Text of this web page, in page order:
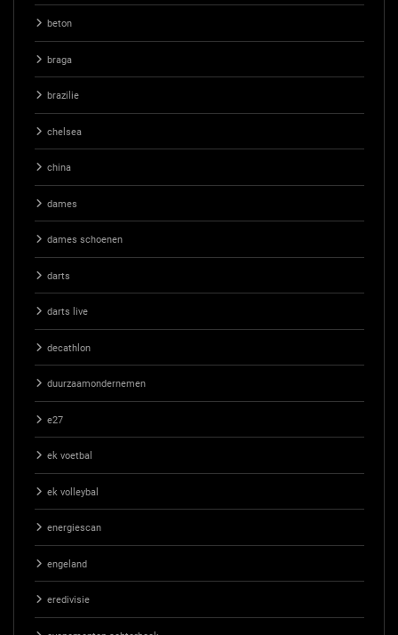
beton
braga
brazilie
chelsea
china
dames
dames schoenen
darts
darts live
decathlon
duurzaamondernemen
e27
ek voetbal
ek volleybal
energiescan
engeland
eredivisie